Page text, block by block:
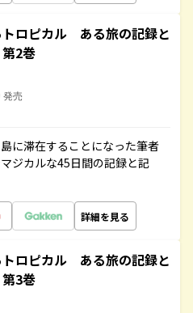
トロピカル ある旅の記録と
2巻
発売
に滞在することになった筆者
ジカルな45日間の記録と記
詳細を見る
トロピカル ある旅の記録と
3巻